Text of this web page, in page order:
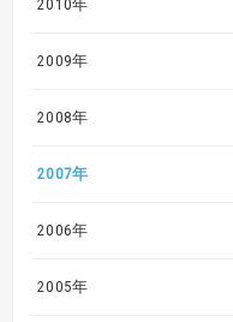
2010年
2009年
2008年
2007年
2006年
2005年